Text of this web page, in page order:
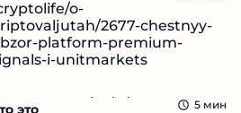
o-
2677-chestnyy-
platform-premium-
i-unitmarkets
это
5 мин